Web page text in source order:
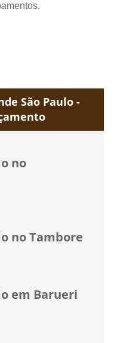
São Paulo -
no
no Tambore
em Barueri